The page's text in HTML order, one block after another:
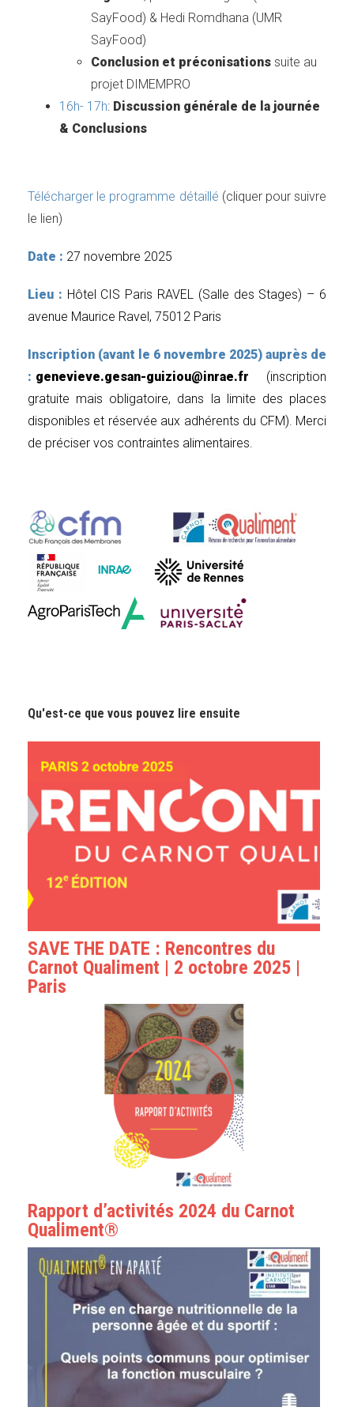
SayFood) & Hedi Romdhana (UMR
SayFood)
Conclusion et préconisations suite au
projet DIMEMPRO
16h- 17h: Discussion générale de la journée
& Conclusions
Télécharger le programme détaillé (cliquer pour suivre
le lien)
Date : 27 novembre 2025
Lieu : Hôtel CIS Paris RAVEL (Salle des Stages) – 6
avenue Maurice Ravel, 75012 Paris
Inscription (avant le 6 novembre 2025) auprès de
: genevieve.gesan-guiziou@inrae.fr (inscription
gratuite mais obligatoire, dans la limite des places
disponibles et réservée aux adhérents du CFM). Merci
de préciser vos contraintes alimentaires.
Qu'est-ce que vous pouvez lire ensuite
SAVE THE DATE : Rencontres du
Carnot Qualiment | 2 octobre 2025 |
Paris
Rapport d’activités 2024 du Carnot
Qualiment®